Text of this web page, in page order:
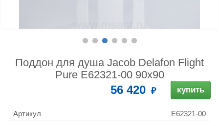
Поддон для душа Jacob Delafon Flight
Pure E62321-00 90х90
56 420 купить
Артикул E62321-00